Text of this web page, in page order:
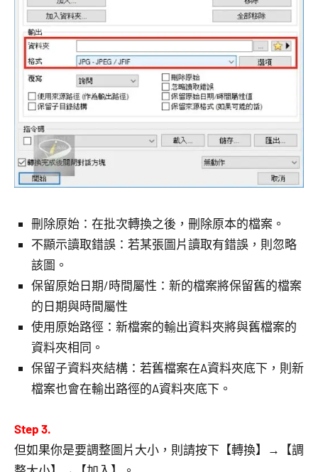
刪除原始：在批次轉換之後，刪除原本的檔案。
不顯示讀取錯誤：若某張圖片讀取有錯誤，則忽略
該圖。
保留原始日期/時間屬性：新的檔案將保留舊的檔案
的日期與時間屬性
使用原始路徑：新檔案的輸出資料夾將與舊檔案的
資料夾相同。
保留子資料夾結構：若舊檔案在A資料夾底下，則新
檔案也會在輸出路徑的A資料夾底下。
Step 3.
但如果你是要調整圖片大小，則請按下【轉換】→【調